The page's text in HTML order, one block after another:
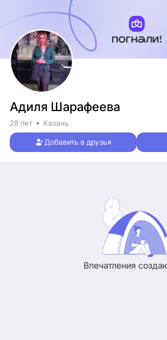
Адиля Шарафеева
28 лет Казань
Добавить в друзья
Впечатления